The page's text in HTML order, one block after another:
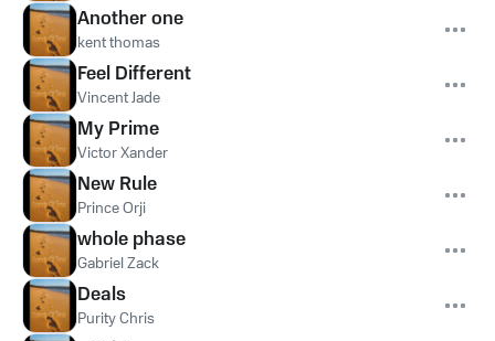
Another one
kent thomas
Feel Different
Vincent Jade
My Prime
Victor Xander
New Rule
Prince Orji
whole phase
Gabriel Zack
Deals
Purity Chris